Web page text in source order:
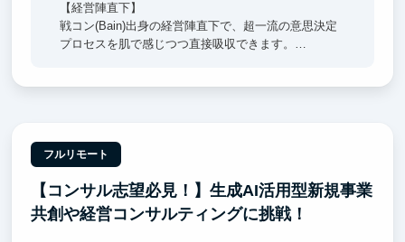
【経営陣直下】
戦コン(Bain)出身の経営陣直下で、超一流の意思決定
プロセスを肌で感じつつ直接吸収できます。
案からAI実装まで一気通貫で関与。
リサーチに留まらず、プロジェクトに当事者として大
きく裁量を持って入り込んでいただきます。
【東大早慶8割】
フルリモート
【コンサル志望必見！】生成AI活用型新規事業
共創や経営コンサルティングに挑戦！